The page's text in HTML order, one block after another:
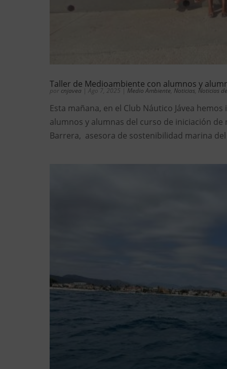
Taller de Medioambiente con alumnos y
por cnjavea | Ago 7, 2025 | Medio Ambiente Noticias Noticias
Esta mañana, en el Club Náutico Jávea
alumnos y alumnas del curso de iniciación de
Barrera, asesora de sostenibilidad marina del